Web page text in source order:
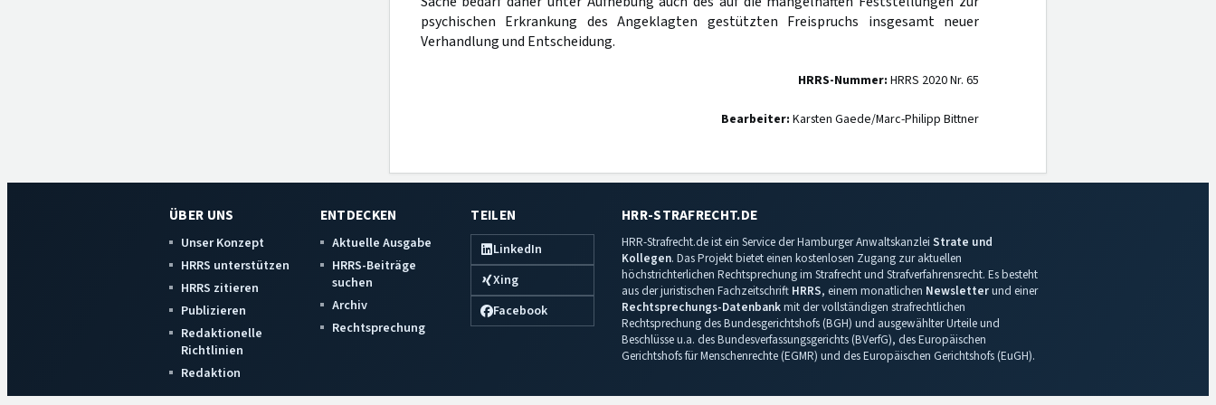
psychischen Erkrankung des Angeklagten gestützten Freispruchs insgesamt neuer
Verhandlung und Entscheidung.
HRRS-Nummer: HRRS 2020 Nr. 65
Bearbeiter: Karsten Gaede/Marc-Philipp Bittner
ÜBER UNS
Unser Konzept
HRRS unterstützen
HRRS zitieren
Publizieren
Redaktionelle
Richtlinien
Redaktion
ENTDECKEN
Aktuelle Ausgabe
HRRS-Beiträge
suchen
Archiv
Rechtsprechung
TEILEN
LinkedIn
Xing
Facebook
HRR-STRAFRECHT.DE
HRR-Strafrecht.de ist ein Service der Hamburger Anwaltskanzlei Strate und
Kollegen. Das Projekt bietet einen kostenlosen Zugang zur aktuellen
höchstrichterlichen Rechtsprechung im Strafrecht und Strafverfahrensrecht. Es besteht
aus der juristischen Fachzeitschrift HRRS, einem monatlichen Newsletterund einer
Rechtsprechungs-Datenbankmit der vollständigen strafrechtlichen
Rechtsprechung des Bundesgerichtshofs (BGH) und ausgewählter Urteile und
Beschlüsse u.a. des Bundesverfassungsgerichts (BVerfG), des Europäischen
Gerichtshofs für Menschenrechte (EGMR) und des Europäischen Gerichtshofs (EuGH).